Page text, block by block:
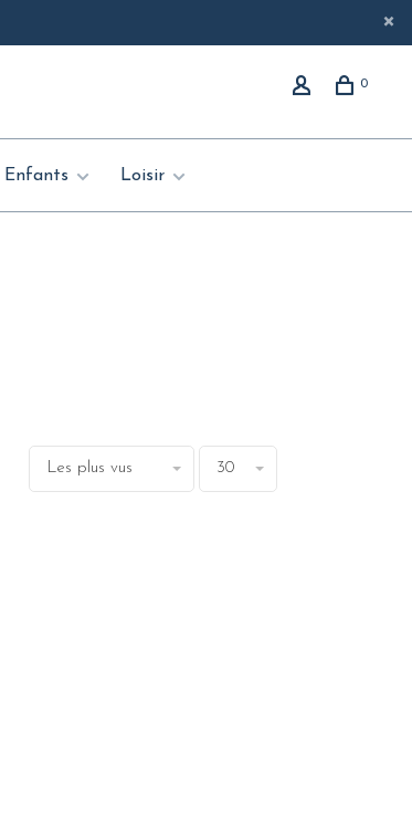
0
Enfants Loisir
Les plus vus 30